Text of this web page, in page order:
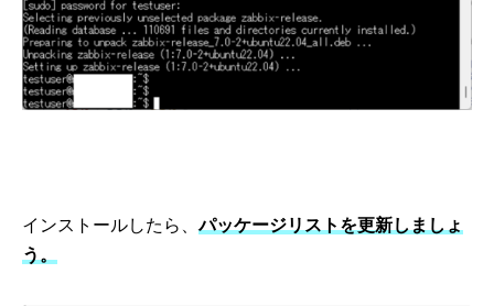
インストールしたら、パッケージリストを更新しましょ
う。